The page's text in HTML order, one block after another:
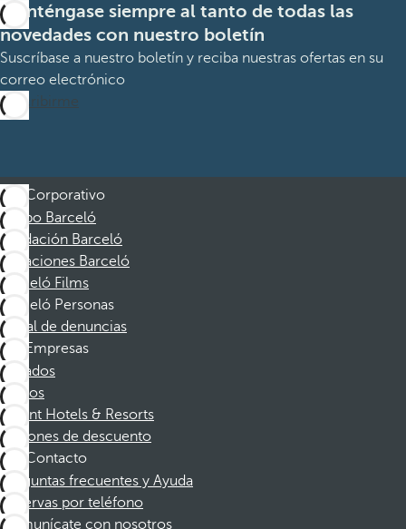
Manténgase siempre al tanto de todas las
novedades con nuestro boletín
Suscríbase a nuestro boletín y reciba nuestras ofertas en su
correo electrónico
Suscribirme
Corporativo
Grupo Barceló
Fundación Barceló
Vacaciones Barceló
Barceló Films
Barceló Personas
Canal de denuncias
Empresas
Afiliados
Socios
Dorint Hotels & Resorts
Cupones de descuento
Contacto
Preguntas frecuentes y Ayuda
Reservas por teléfono
Comunícate con nosotros